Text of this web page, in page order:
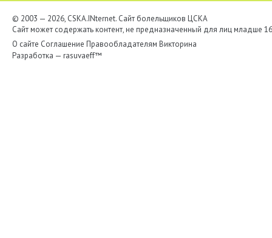
© 2003 — 2026, CSKA.INternet. Cайт болельщиков ЦСКА
Сайт может содержать контент, не предназначенный для лиц младше
О сайте Соглашение Правообладателям Викторина
Разработка — rasuvaeff™